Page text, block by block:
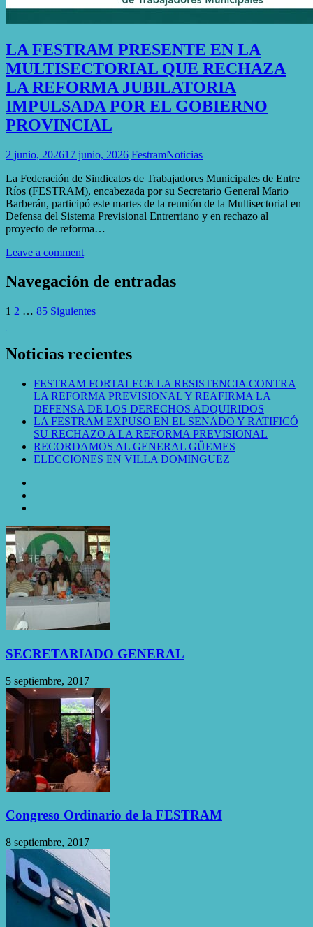
LA FESTRAM PRESENTE EN LA
MULTISECTORIAL QUE RECHAZA
LA REFORMA JUBILATORIA
IMPULSADA POR EL GOBIERNO
PROVINCIAL
2 junio, 202617 junio, 2026 FestramNoticias
La Federación de Sindicatos de Trabajadores Municipales de Entre
Ríos (FESTRAM), encabezada por su Secretario General Mario
Barberán, participó este martes de la reunión de la Multisectorial en
Defensa del Sistema Previsional Entrerriano y en rechazo al
proyecto de reforma…
Leave a comment
Navegación de entradas
1 2 … 85 Siguientes
Noticias recientes
FESTRAM FORTALECE LA RESISTENCIA CONTRA
LA REFORMA PREVISIONAL Y REAFIRMA LA
DEFENSA DE LOS DERECHOS ADQUIRIDOS
LA FESTRAM EXPUSO EN EL SENADO Y RATIFICÓ
SU RECHAZO A LA REFORMA PREVISIONAL
RECORDAMOS AL GENERAL GÜEMES
ELECCIONES EN VILLA DOMINGUEZ
SECRETARIADO GENERAL
5 septiembre, 2017
Congreso Ordinario de la FESTRAM
8 septiembre, 2017